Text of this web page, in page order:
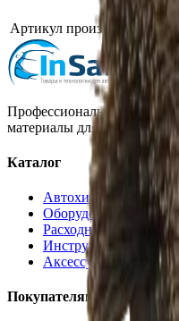
Артикул производителя
Профессиональная
материалы для детейлинга.
Каталог
Автохимия
Оборудование
Расходные материалы
Инструменты
Аксессуары
Покупателям